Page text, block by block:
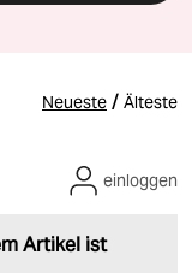
Neueste / Älteste
Artikel ist
einloggen